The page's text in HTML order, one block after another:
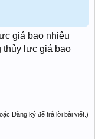
giá bao nhiêu
lực giá bao
Đăng ký để trả lời bài viết.)